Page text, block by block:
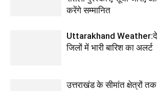
करेंगे सम्मानित
Uttarakhand
जिलों में भारी बारिश का अलर्ट
उत्तराखंड के सीमांत क्षेत्रों